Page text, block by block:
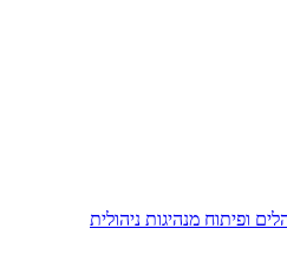
ופיתוח מנהיגות ניהולית